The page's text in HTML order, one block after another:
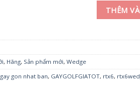
RTX 6 Zipcore - Black satin [2023] số
THÊM
, Hãng, Sản phẩm mới, Wedge
gay gon nhat ban, GAYGOLFGIATOT, rtx6,